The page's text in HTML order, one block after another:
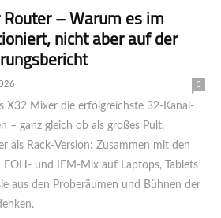
– Warum es im
nicht aber auf der
5
32-Kanal-
– ganz gleich ob als großes Pult,
als Rack-Version: Zusammen mit den
FOH- und IEM-Mix auf Laptops, Tablets
aus den Proberäumen und Bühnen der